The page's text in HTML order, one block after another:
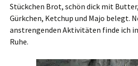
Stückchen Brot, schön dick mit
Gürkchen, Ketchup und Majo belegt.
anstrengenden Aktivitäten finde ich
Ruhe.